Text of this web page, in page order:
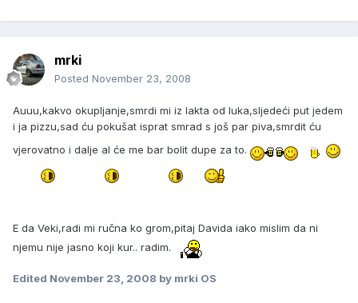
mrki
Posted November 23, 2008
Auuu,kakvo okupljanje,smrdi mi iz lakta od luka,sljedeći put jedem
i ja pizzu,sad ću pokušat isprat smrad s još par piva,smrdit ću
vjerovatno i dalje al će me bar bolit dupe za to.
E da Veki,radi mi ručna ko grom,pitaj Davida iako mislim da ni
njemu nije jasno koji kur.. radim.
Edited November 23, 2008 by mrki OS